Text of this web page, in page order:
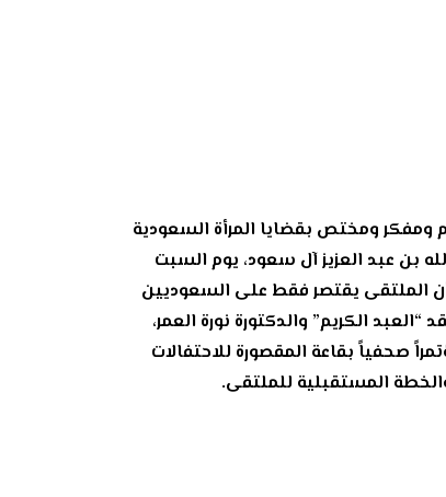
العبد الكريم المشرف العام على مركز باحثات لدراسات المرأة لـ” سبق”، أنه تم توجيه الدعوة لـ 1300 عالم ومفكر ومختص بقضايا المرأة السعودية
بن عبد العزيز آل سعود، يوم السبت
أن الملتقى يقتصر فقط على السعوديين
الكريم” والدكتورة نورة العمر،
الإدارة النسائية بالمركز، بعد صلاة العشاء من يوم الأحد 9 /1 / 1433هـ الموافق 4 /12 / 2011م مؤتمراً صحفياً بقاعة المقصورة للاحتفالات
المستقبلية للملتقى.